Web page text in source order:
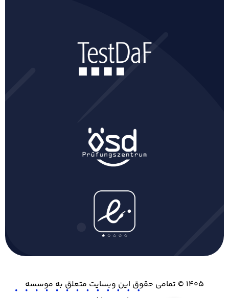
۱۴۰۵ © تمامی حقوق این وبسایت متعلق به موسسه